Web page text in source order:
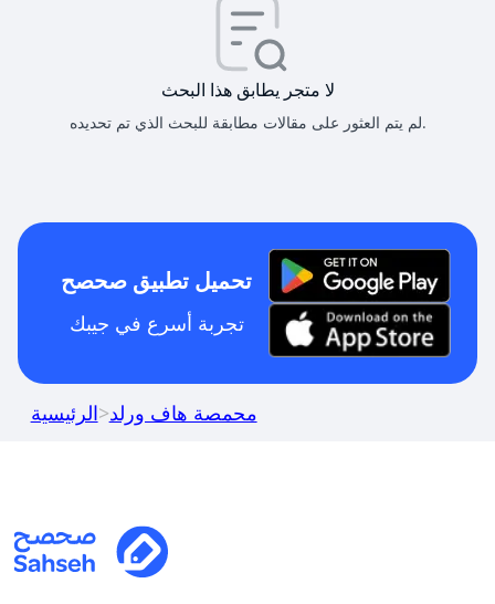
لا متجر يطابق هذا البحث
لم يتم العثور على مقالات مطابقة للبحث الذي تم تحديده.
تحميل تطبيق صحصح
تجربة أسرع في جيبك
الرئيسية>محمصة هاف ورلد